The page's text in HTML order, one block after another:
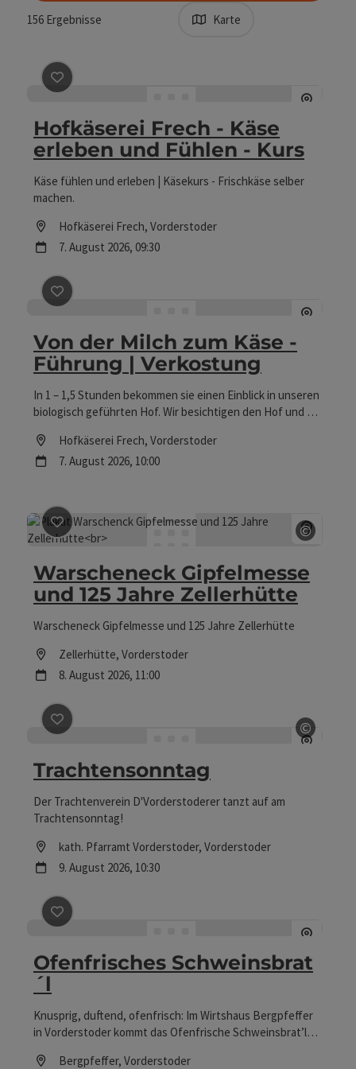
156 Ergebnisse Karte
Beitrag merken : Hofkäserei Frech - Käse erleben und
Hofkäserei Frech - Käse
erleben und Fühlen - Kurs
Käse fühlen und erleben | Käsekurs - Frischkäse selber
machen.
Location
Hofkäserei Frech, Vorderstoder
Nächster Termin
7. August 2026, 09:30
Beitrag merken : Von der Milch zum Käse - Führung |
Von der Milch zum Käse -
Führung | Verkostung
In 1 – 1,5 Stunden bekommen sie einen Einblick in unseren
biologisch geführten Hof. Wir besichtigen den Hof und die
erlebt. Als Abschluss können Sie gerne unsere leckeren
Bio-Schafmilchprodukte verkosten.
Location
Hofkäserei Frech, Vorderstoder
Nächster Termin
7. August 2026, 10:00
©
Beitrag merken : Warscheneck Gipfelmesse und 125
Warscheneck Gipfelmesse
und 125 Jahre Zellerhütte
Warscheneck Gipfelmesse und 125 Jahre Zellerhütte
Location
Zellerhütte, Vorderstoder
Nächster Termin
8. August 2026, 11:00
©
Beitrag merken
Trachtensonntag
Der Trachtenverein D'Vorderstoderer tanzt auf am
Trachtensonntag!
Location
kath. Pfarramt Vorderstoder, Vorderstoder
Nächster Termin
9. August 2026, 10:30
Beitrag merken : Ofenfrisches Schweinsbrat´l
Ofenfrisches Schweinsbrat
´l
Knusprig, duftend, ofenfrisch: Im Wirtshaus Bergpfeffer
in Vorderstoder kommt das Ofenfrische Schweinsbrat’l
flaumigem Knödel auf den Tisch. Ein ehrlicher
Location
Bergpfeffer, Vorderstoder